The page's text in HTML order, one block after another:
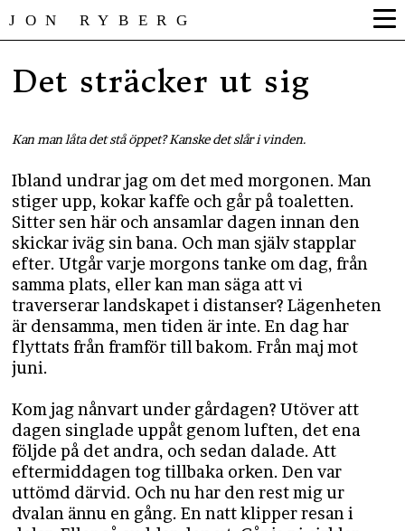
JON RYBERG
Det sträcker ut sig
Kan man låta det stå öppet? Kanske det slår i vinden.
Ibland undrar jag om det med morgonen. Man
stiger upp, kokar kaffe och går på toaletten.
Sitter sen här och ansamlar dagen innan den
skickar iväg sin bana. Och man själv stapplar
efter. Utgår varje morgons tanke om dag, från
samma plats, eller kan man säga att vi
traverserar landskapet i distanser? Lägenheten
är densamma, men tiden är inte. En dag har
flyttats från framför till bakom. Från maj mot
juni.
Kom jag nånvart under gårdagen? Utöver att
dagen singlade uppåt genom luften, det ena
följde på det andra, och sedan dalade. Att
eftermiddagen tog tillbaka orken. Den var
uttömd därvid. Och nu har den rest mig ur
dvalan ännu en gång. En natt klipper resan i